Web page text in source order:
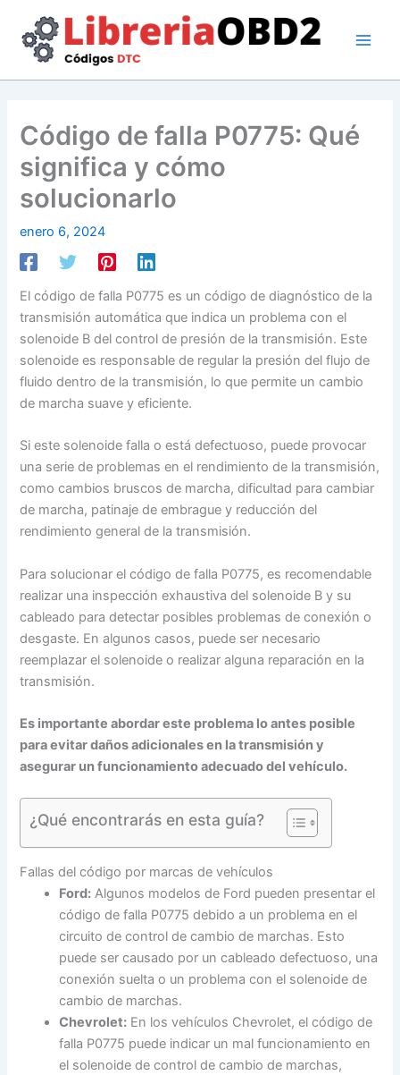
contenido
Código de falla P0775: Qué
significa y cómo
solucionarlo
enero 6, 2024
El código de falla P0775 es un código de diagnóstico de la
transmisión automática que indica un problema con el
solenoide B del control de presión de la transmisión. Este
solenoide es responsable de regular la presión del flujo de
fluido dentro de la transmisión, lo que permite un cambio
de marcha suave y eficiente.
Si este solenoide falla o está defectuoso, puede provocar
una serie de problemas en el rendimiento de la transmisión,
como cambios bruscos de marcha, dificultad para cambiar
de marcha, patinaje de embrague y reducción del
rendimiento general de la transmisión.
Para solucionar el código de falla P0775, es recomendable
realizar una inspección exhaustiva del solenoide B y su
cableado para detectar posibles problemas de conexión o
desgaste. En algunos casos, puede ser necesario
reemplazar el solenoide o realizar alguna reparación en la
transmisión.
Es importante abordar este problema lo antes posible
para evitar daños adicionales en la transmisión y
asegurar un funcionamiento adecuado del vehículo.
¿Qué encontrarás en esta guía?
Fallas del código por marcas de vehículos
Ford: Algunos modelos de Ford pueden presentar el
código de falla P0775 debido a un problema en el
circuito de control de cambio de marchas. Esto
puede ser causado por un cableado defectuoso, una
conexión suelta o un problema con el solenoide de
cambio de marchas.
Chevrolet: En los vehículos Chevrolet, el código de
falla P0775 puede indicar un mal funcionamiento en
el solenoide de control de cambio de marchas,